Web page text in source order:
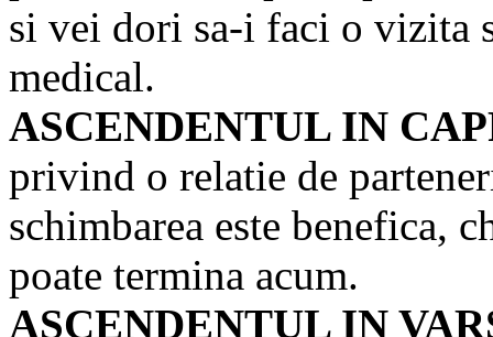
si vei dori sa-i faci o vizita
medical.
ASCENDENTUL IN
privind o relatie de
schimbarea este benefica,
poate termina acum.
ASCENDENTUL IN